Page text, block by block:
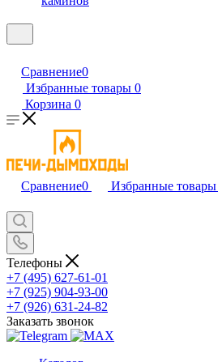
Сравнение0
Избранные товары 0
Корзина 0
Сравнение0 Избранные товары
Телефоны
+7 (495) 627-61-01
+7 (925) 904-93-00
+7 (926) 631-24-82
Заказать звонок